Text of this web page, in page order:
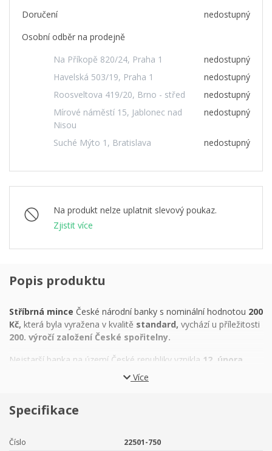
Doručení
nedostupný
Osobní odběr na prodejně
Na Příkopě 820/24, Praha 1
nedostupný
Havelská 503/19, Praha 1
nedostupný
Roosveltova 419/20, Brno - střed
nedostupný
Mírové náměstí 15, Jablonec nad
Nisou
nedostupný
Suché Mýto 1, Bratislava nedostupný
Na produkt nelze uplatnit slevový poukaz.
Zjistit více
Popis produktu
Stříbrná mince České národní banky s nominální hodnotou 200
Kč, která byla vyražena v kvalitě standard, vychází u příležitosti
200. výročí založení České spořitelny.
Nejstarší banka na území České republiky vznikla 12. února
„Schraňovací pokladnici pro hlavní město Prahu a pro
Čechy“, jejíž jméno bylo o několik let později zkráceno na
podnikatelůpo vzoru institucí, které se v Evropě začaly
ušlechtilý úkol –
Více
Specifikace
Číslo
22501-750